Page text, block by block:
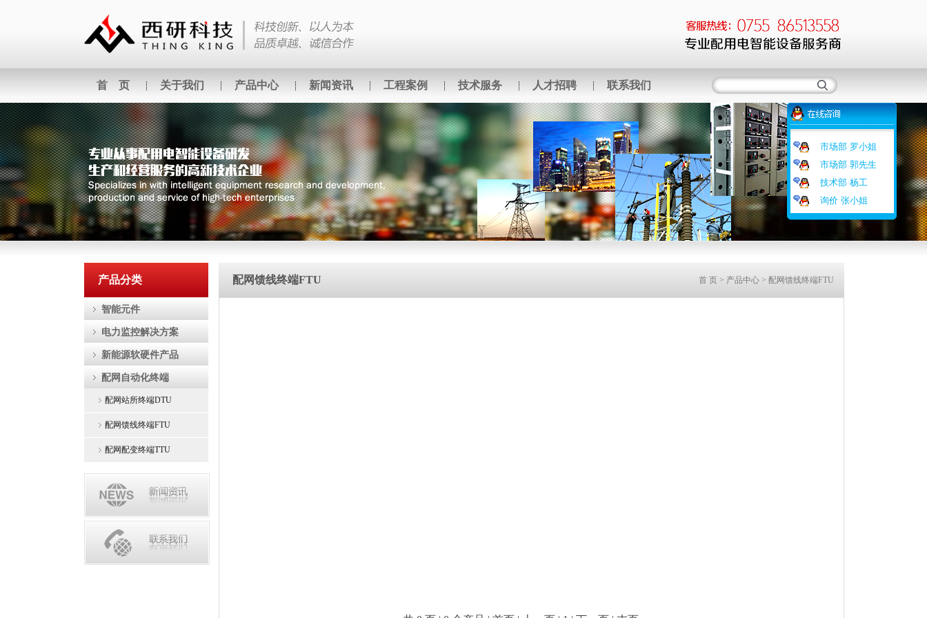
首 页 关于我们 产品中心 新闻资讯 工程案例 技术服务 人才招聘 联系我们
市场部 罗小姐
市场部 郭先生
技术部 杨工
询价 张小姐
产品分类
智能元件
电力监控解决方案
新能源软硬件产品
配网自动化终端
配网站所终端DTU
配网馈线终端FTU
配网配变终端TTU
配网馈线终端FTU 首 页 > 产品中心 > 配网馈线终端FTU